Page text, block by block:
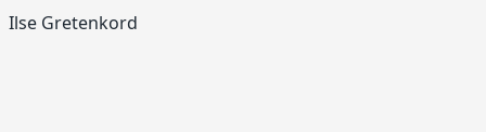
Ilse Gretenkord